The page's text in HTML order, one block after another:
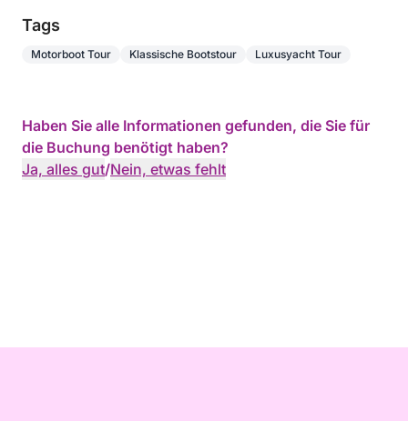
Tags
Motorboot Tour Klassische Bootstour Luxusyacht Tour
Haben Sie alle Informationen gefunden, die Sie für
die Buchung benötigt haben?
Ja, alles gut/Nein, etwas fehlt